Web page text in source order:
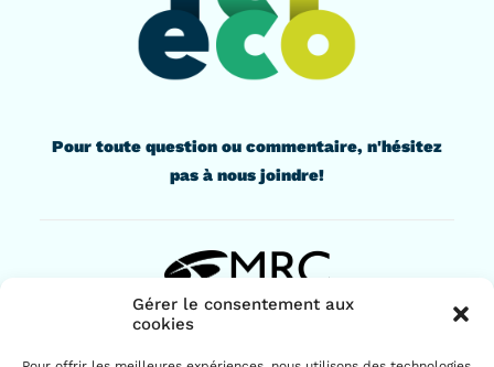
Gérer le consentement aux
cookies
Pour toute question ou commentaire, n'hésitez
pas à nous joindre!